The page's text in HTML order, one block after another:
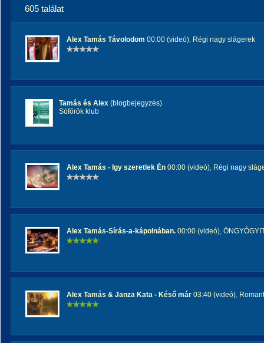
605 találat
Alex Tamás Távolodom 00:00 (videó), Régi nagy slágerek
Tamás és Alex (blogbejegyzés)
Sófőrök klub
Alex Tamás - Igy szeretlek Én 00:00 (videó), Régi nagy
Alex Tamás-Sírás-a-kápolnában. 00:00 (videó),
Alex Tamás & Janza Kata - Késő már 03:40 (videó),